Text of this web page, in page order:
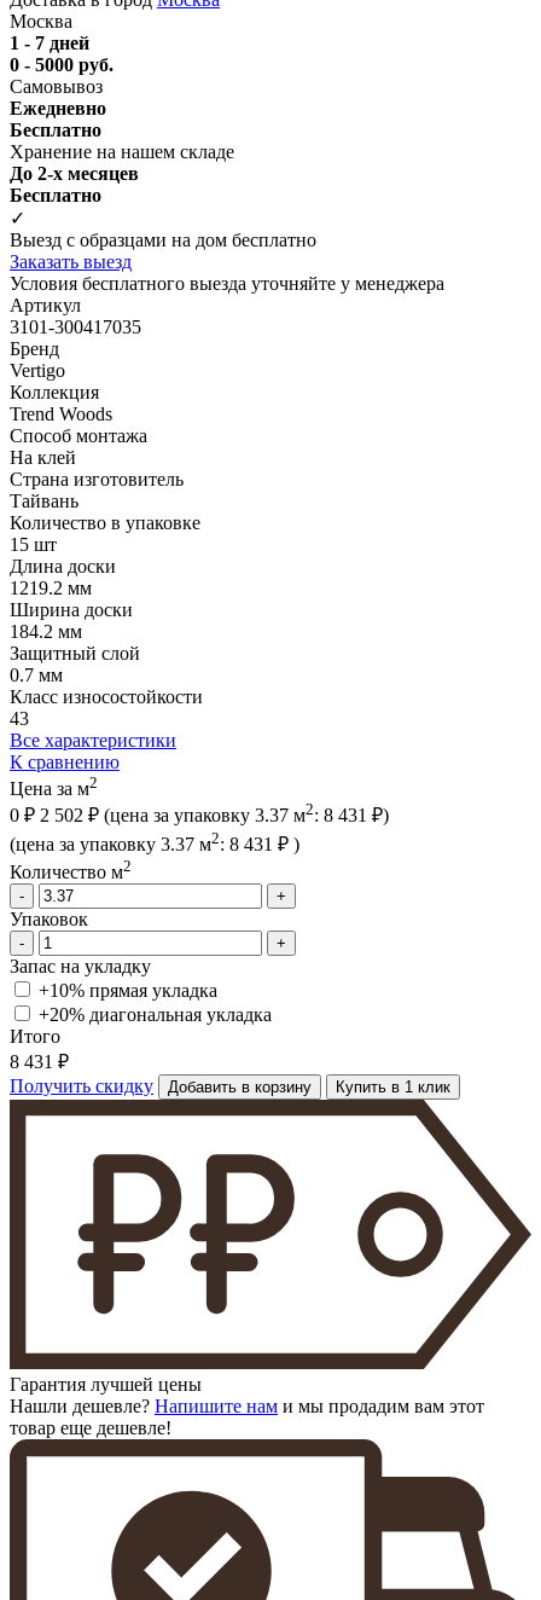
Москва
1 - 7 дней
0 - 5000 руб.
Самовывоз
Ежедневно
Бесплатно
Хранение на нашем складе
До 2-х месяцев
Бесплатно
✓
Выезд с образцами на дом бесплатно
Заказать выезд
Условия бесплатного выезда уточняйте у менеджера
Артикул
3101-300417035
Бренд
Vertigo
Коллекция
Trend Woods
Способ монтажа
На клей
Страна изготовитель
Тайвань
Количество в упаковке
15 шт
Длина доски
1219.2 мм
Ширина доски
184.2 мм
Защитный слой
0.7 мм
Класс износостойкости
43
Все характеристики
К сравнению
Цена за м2
0 ₽ 2 502 ₽ (цена за упаковку 3.37 м2: 8 431 ₽)
(цена за упаковку 3.37 м2: 8 431 ₽ )
Количество м2
-
+
Упаковок
- +
Запас на укладку
+10% прямая укладка
+20% диагональная укладка
Итого
8 431 ₽
Получить скидку
Добавить в корзину Купить в 1 клик
Гарантия лучшей цены
Нашли дешевле? Напишите нам и мы продадим вам этот
товар еще дешевле!